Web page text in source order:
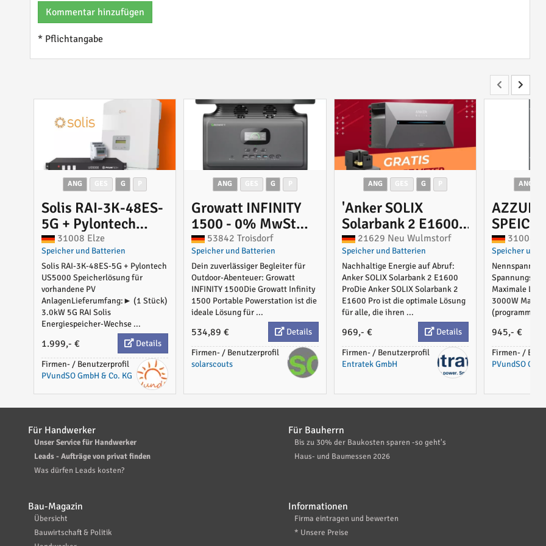
Kommentar hinzufügen
* Pflichtangabe
ANG G
Solis RAI-3K-48ES-
5G + Pylontech
US5000
Speicherlösung für
vorhandene PV
Anlagen
31008 Elze
Speicher und Batterien
Solis RAI-3K-48ES-5G + Pylontech
US5000 Speicherlösung für
vorhandene PV
AnlagenLieferumfang:► (1 Stück)
3.0kW 5G RAI Solis
Energiespeicher-Wechse ...
1.999,- €
Details
Firmen- / Benutzerprofil
PVundSO GmbH & Co. KG
ANG G
Growatt INFINITY
1500 - 0% MwSt
(Angebot
gemäß§12 Abs.3
UstG)
53842 Troisdorf
Speicher und Batterien
Dein zuverlässiger Begleiter für
Outdoor-Abenteuer: Growatt
INFINITY 1500Die Growatt Infinity
1500 Portable Powerstation ist die
ideale Lösung für ...
534,89 €
Details
Firmen- / Benutzerprofil
solarscouts
ANG G
'Anker SOLIX
Solarbank 2 E1600
Pro
Balkonkraftwerkspe
icher/Solarstromsp
eicher 1600Wh'
21629 Neu Wulmstorf
Speicher und Batterien
Nachhaltige Energie auf Abruf:
Anker SOLIX Solarbank 2 E1600
ProDie Anker SOLIX Solarbank 2
E1600 Pro ist die optimale Lösung
für alle, die ihren ...
969,- €
Details
Firmen- / Benutzerprofil
Entratek GmbH
ANG
ZUM
31008
Speicher und
Maximale
3000W
945,- €
Firmen- /
PVundSO
Für Handwerker
Unser Service für Handwerker
Leads - Aufträge von privat finden
Was dürfen Leads kosten?
Für Bauherrn
Bis zu 30% der Baukosten sparen -so geht's
Haus- und Baumessen 2026
Bau-Magazin
Übersicht
Bauwirtschaft & Politik
Informationen
Firma eintragen und bewerten
* Unsere Preise